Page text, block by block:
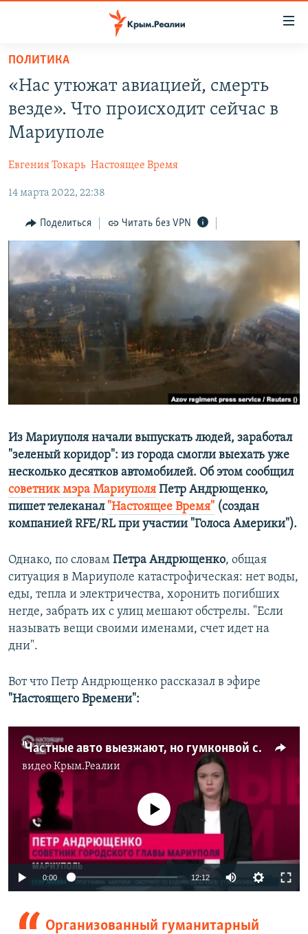
Вернуться
основному
содержанию
Вернутся
главной
Вернутся
поиску
СПЕЦПРОЕКТЫ
11 ЛЕТ ОККУПАЦИИ КРЫМА. 11 ИСТОРИЙ СОПРОТИВЛЕНИЯ
ВОДА
ЕЩЕ
ИНТЕРАКТИВ
ИНФОГРАФИКА
ТЕЛЕПРОЕКТ КРЫМ.РЕАЛИИ
СОВЕТЫ ПРАВОЗАЩИТНИКОВ
ПРОПАВШИЕ БЕЗ ВЕСТИ
ПОБЕДИТЕЛЕЙ НЕ СУДЯТ?
КРЫМ.НЕПОКОРЕННЫЙ
РАДІО СВОБОДА
КАК ОБОЙТИ БЛОКИРОВКУ
Українською
Qırımtatar
ПРИСОЕДИНЯЙТЕСЬ!
ПОЛИТИКА
«Нас утюжат авиацией, смерть
везде». Что происходит сейчас в
Мариуполе
Евгения Токарь Настоящее Время
14 марта 2022, 22:38
Поделиться Читать без VPN
Из Мариуполя начали выпускать людей, заработал
"зеленый коридор": из города смогли выехать уже
несколько десятков автомобилей. Об этом сообщил
советник мэра Мариуполя Петр Андрющенко,
пишет телеканал "Настоящее Время" ​(создан
компанией RFE/RL при участии "Голоса Америки"). ​
Однако, по словам Петра Андрющенко, общая
ситуация в Мариуполе катастрофическая: нет воды,
еды, тепла и электричества, хоронить погибших
негде, забрать их с улиц мешают обстрелы. "Если
называть вещи своими именами, счет идет на
дни".
Вот что Петр Андрющенко рассказал в эфире
"Настоящего Времени":
"Частные авто выезжают, но гумконвой стоит". Советник мэра Мариуполя – об эвакуации из города
видеоКрым.Реалии
No media source currently available
0:00 12:12
360p
Организованный гуманитарный